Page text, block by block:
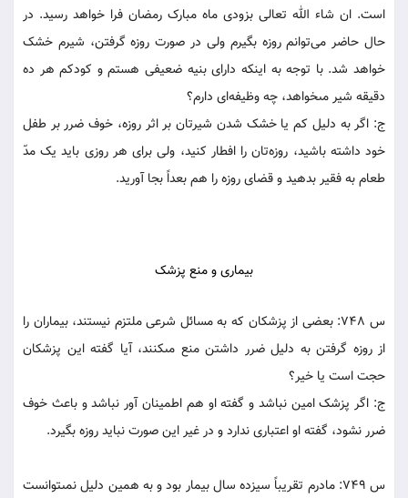
است. ان شاء الله تعالى بزودى ماه مبارک رمضان فرا خواهد رسيد. در
حال حاضر مى‌‏توانم روزه بگيرم ولى در صورت روزه گرفتن، شيرم خشک
خواهد شد. با توجه به اينکه داراى بنيه ضعيفى هستم و کودکم هر ده
دقيقه شير مى‏خواهد، چه وظيفه‏‌اى دارم؟
ج: اگر به دليل کم يا خشک شدن شيرتان بر اثر روزه، خوف ضرر بر طفل
خود داشته باشيد، روزه‌‏تان را افطار کنيد، ولى براى هر روزى بايد يک مدّ
طعام به فقير بدهيد و قضاى روزه را هم بعداً بجا آوريد.
بيمارى و منع پزشک‏
س 748: بعضى از پزشکان که به مسائل شرعى ملتزم نيستند، بيماران را
از روزه گرفتن به دليل ضرر داشتن منع مى‏کنند، آيا گفته اين پزشکان
حجت است يا خير؟
ج: اگر پزشک امين نباشد و گفته او هم اطمينان آور نباشد و باعث خوف
ضرر نشود، گفته او اعتبارى ندارد و در غير اين صورت نبايد روزه بگيرد.
س 749: مادرم تقريباً سيزده سال بيمار بود و به همين دليل نمى‏توانست